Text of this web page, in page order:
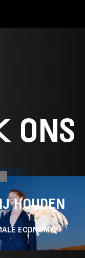
HOUDEN
ECONOMY